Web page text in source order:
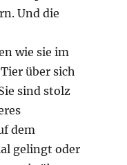
Und die
wie sie im
über sich
sind stolz
dem
gelingt oder